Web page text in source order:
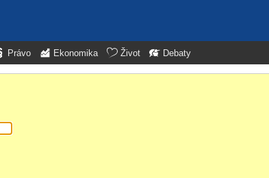
Právo Ekonomika Život Debaty